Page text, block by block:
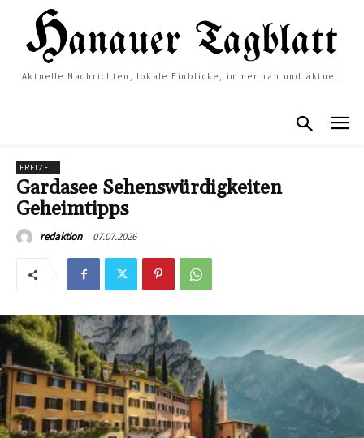
Aktuelle Nachrichten, lokale Einblicke, immer nah und aktuell
FREIZEIT
Gardasee Sehenswürdigkeiten
Geheimtipps
redaktion 07.07.2026